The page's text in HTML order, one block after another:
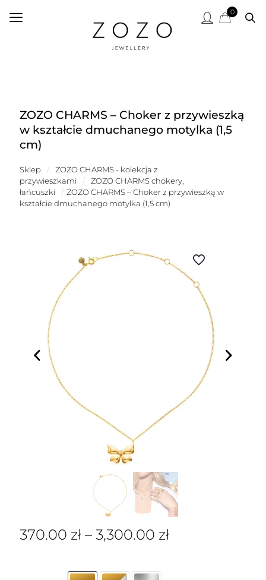
0
ZOZO CHARMS – Choker z przywieszką
w kształcie dmuchanego motylka (1,5
cm)
Sklep /
ZOZO CHARMS - kolekcja z
przywieszkami
/
ZOZO CHARMS chokery,
łańcuszki
/ ZOZO CHARMS – Choker z przywieszką w
kształcie dmuchanego motylka (1,5 cm)
370.00 zł – 3,300.00 zł